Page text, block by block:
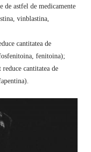
de astfel de medicamente
vinblastina,
cantitatea de
fenitoina);
cantitatea de